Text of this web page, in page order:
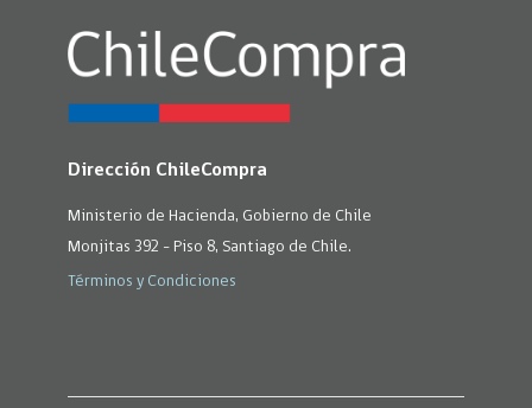
Dirección ChileCompra
Ministerio de Hacienda, Gobierno de Chile
Monjitas 392 - Piso 8, Santiago de Chile.
Términos y Condiciones